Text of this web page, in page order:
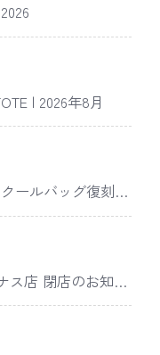
| 2026年8月
ールバッグ復刻
「The 50th Annive
ス店 閉店のお知ら